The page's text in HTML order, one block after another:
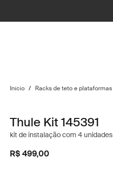
Início / Racks de teto e plataformas
Thule Kit 145391
kit de instalação com 4 unidades
R$ 499,00